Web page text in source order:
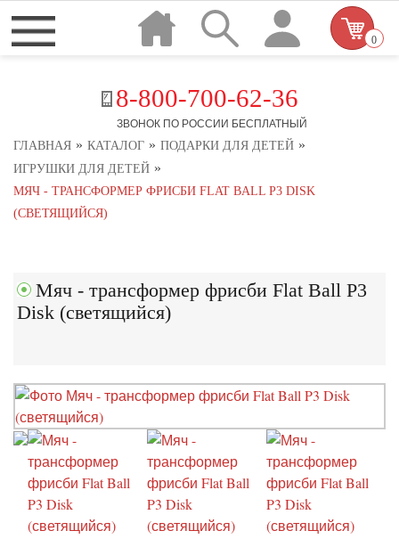
8-800-700-62-36
ЗВОНОК ПО РОССИИ БЕСПЛАТНЫЙ
0
ГЛАВНАЯ » КАТАЛОГ » ПОДАРКИ ДЛЯ ДЕТЕЙ »
ИГРУШКИ ДЛЯ ДЕТЕЙ »
МЯЧ - ТРАНСФОРМЕР ФРИСБИ FLAT BALL P3 DISK
(СВЕТЯЩИЙСЯ)
Мяч - трансформер фрисби Flat Ball P3
Disk (светящийся)